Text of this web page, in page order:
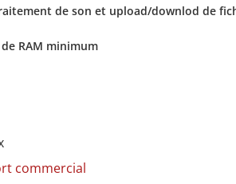
de son et upload/downlod de
RAM minimum
commercial